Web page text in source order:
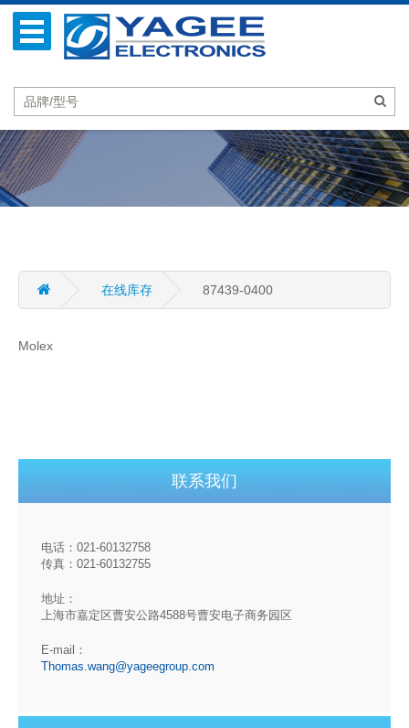
在线库存 87439-0400
Molex
联系我们
电话：021-60132758
传真：021-60132755
地址：
上海市嘉定区曹安公路4588号曹安电子商务园区
E-mail：
Thomas.wang@yageegroup.com